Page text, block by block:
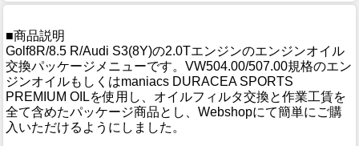
■商品説明
Golf8R/8.5 R/Audi S3(8Y)の2.0Tエンジンのエンジンオイル
交換パッケージメニューです。VW504.00/507.00規格のエン
ジンオイルもしくはmaniacs DURACEA SPORTS
PREMIUM OILを使用し、オイルフィルタ交換と作業工賃を
全て含めたパッケージ商品とし、Webshopにて簡単にご購
入いただけるようにしました。